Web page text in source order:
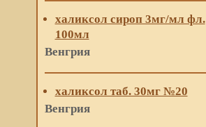
халиксол сироп 3мг/мл фл.
100мл
Венгрия
халиксол таб. 30мг №20
Венгрия